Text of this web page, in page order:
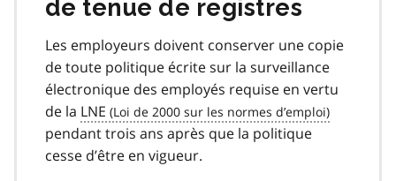
de tenue de registres
Les employeurs doivent conserver une copie
de toute politique écrite sur la surveillance
électronique des employés requise en vertu
de la LNE
pendant trois ans après que la politique
cesse d’être en vigueur.